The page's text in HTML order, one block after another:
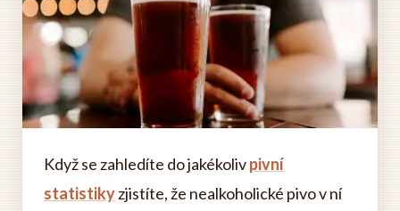
Když se zahledíte do jakékolivpivní
statistikyzjistíte, že nealkoholické pivo v ní